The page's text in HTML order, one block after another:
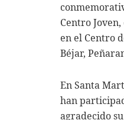
Centro
en el Centro
Béjar,
En Santa
han
agradecido